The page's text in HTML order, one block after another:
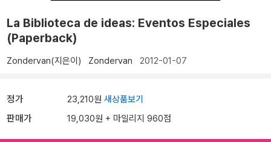
La Biblioteca de ideas: Eventos Especiales
(Paperback)
Zondervan(지은이) Zondervan 2012-01-07
정가 23,210원 새상품보기
판매가 19,030원 + 마일리지 960점